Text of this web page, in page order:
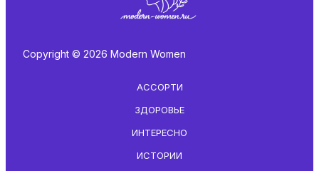
Copyright © 2026 Modern Women
АССОРТИ
ЗДОРОВЬЕ
ИНТЕРЕСНО
ИСТОРИИ